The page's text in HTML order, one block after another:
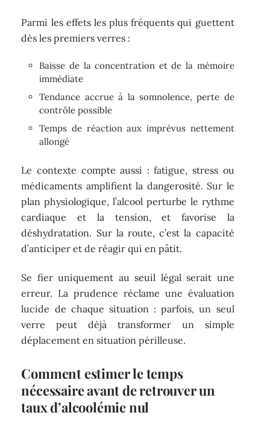
Parmi les effets les plus fréquents qui guettent
dès les premiers verres :
Baisse de la concentration et de la mémoire
immédiate
Tendance accrue à la somnolence, perte de
contrôle possible
Temps de réaction aux imprévus nettement
allongé
Le contexte compte aussi : fatigue, stress ou
médicaments amplifient la dangerosité. Sur le
plan physiologique, l’alcool perturbe le rythme
cardiaque et la tension, et favorise la
déshydratation. Sur la route, c’est la capacité
d’anticiper et de réagir qui en pâtit.
Se fier uniquement au seuil légal serait une
erreur. La prudence réclame une évaluation
lucide de chaque situation : parfois, un seul
verre peut déjà transformer un simple
déplacement en situation périlleuse.
Comment estimer le temps
nécessaire avant de retrouver un
taux d’alcoolémie nul